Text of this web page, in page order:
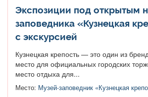
Экспозиции под открытым
заповедника «Кузнецкая
с экскурсией
Кузнецкая крепость — это один из
место для официальных городских
место отдыха для...
Место: Музей-заповедник «Кузнецкая